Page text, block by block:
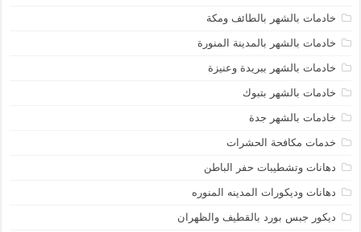
خادمات بالشهر بالطائف ومكة
خادمات بالشهر بالمدينة المنورة
خادمات بالشهر ببريدة وعنيزة
خادمات بالشهر بتبوك
خادمات بالشهر جدة
خدمات مكافحة الحشرات
دهانات وتشطيبات حفر الباطن
دهانات وديكورات المدينه المنوره
ديكور جبس بورد بالقطيف والظهران